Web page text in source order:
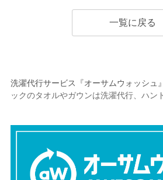
一覧に戻る
洗濯代行サービス『オーサムウォッシュ』
ックのタオルやガウンは洗濯代行、ハン